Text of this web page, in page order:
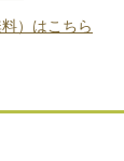
）はこちら